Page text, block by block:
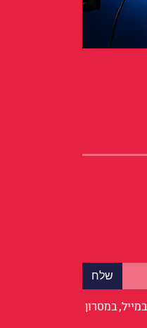
במסרון